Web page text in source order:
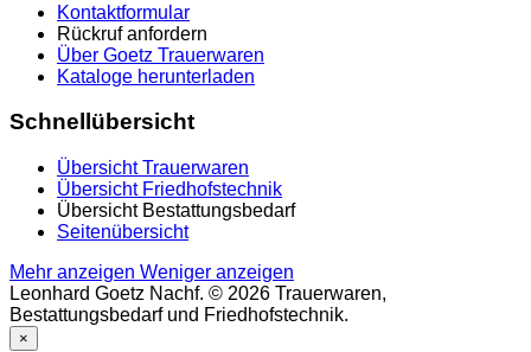
Kontaktformular
Rückruf anfordern
Über Goetz Trauerwaren
Kataloge herunterladen
Schnellübersicht
Übersicht Trauerwaren
Übersicht Friedhofstechnik
Übersicht Bestattungsbedarf
Seitenübersicht
Mehr anzeigen Weniger anzeigen
Leonhard Goetz Nachf. © 2026 Trauerwaren,
Bestattungsbedarf und Friedhofstechnik.
×